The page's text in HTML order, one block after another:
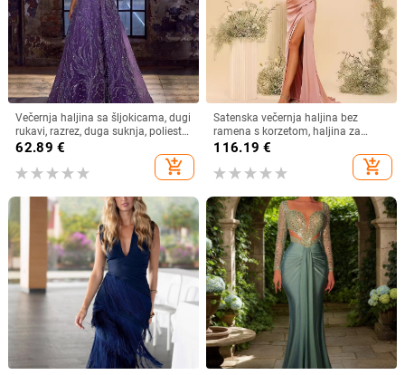
Večernja haljina sa šljokicama, dugi
rukavi, razrez, duga suknja, poliester
70-80%
62.89 €
add_shopping_cart
Satenska večernja haljina bez
ramena s korzetom, haljina za
kumu s prorezom, duga formalna
116.19 €
add_shopping_cart